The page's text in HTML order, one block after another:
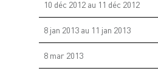
10 déc 2012 au 11 déc 2012
8 jan 2013 au 11 jan 2013
8 mar 2013